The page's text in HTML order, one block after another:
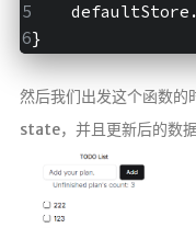
}
然后我们出发这个函数的
state，并且更新后的数